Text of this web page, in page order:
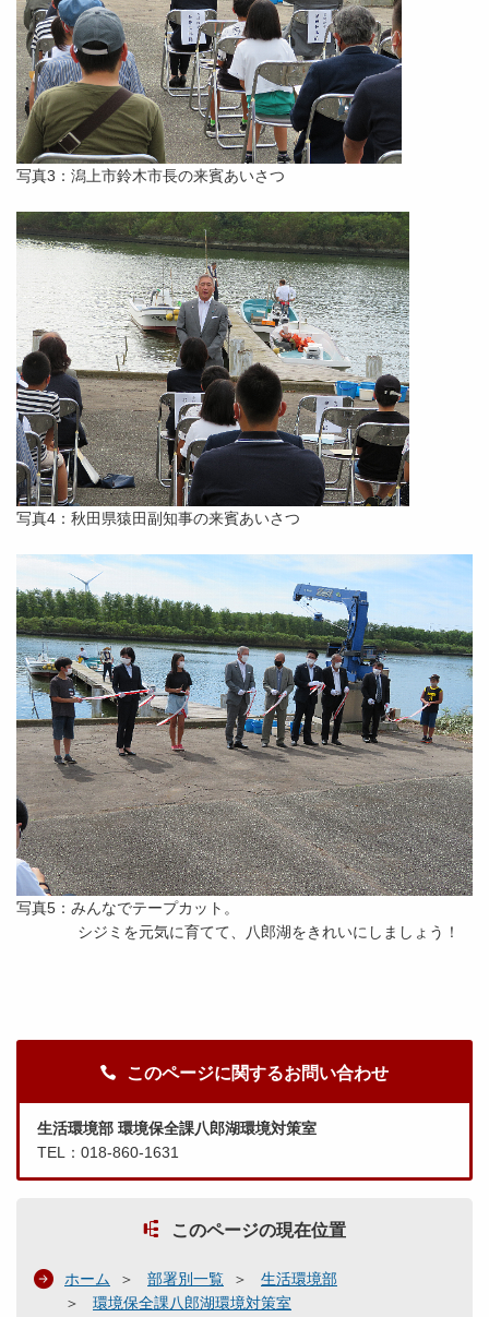
写真3：潟上市鈴木市長の来賓あいさつ
写真4：秋田県猿田副知事の来賓あいさつ
写真5：みんなでテープカット。
シジミを元気に育てて、八郎湖をきれいにしましょう！
このページに関するお問い合わせ
生活環境部 環境保全課八郎湖環境対策室
TEL：018-860-1631
このページの現在位置
ホーム 部署別一覧
生活環境部
環境保全課八郎湖環境対策室